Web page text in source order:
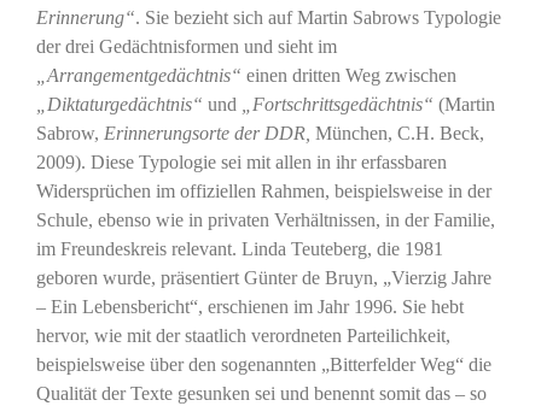
Erinnerung“. Sie bezieht sich auf Martin Sabrows Typologie
der drei Gedächtnisformen und sieht im
„Arrangementgedächtnis“ einen dritten Weg zwischen
„Diktaturgedächtnis“ und „Fortschrittsgedächtnis“ (Martin
Sabrow, Erinnerungsorte der DDR, München, C.H. Beck,
2009). Diese Typologie sei mit allen in ihr erfassbaren
Widersprüchen im offiziellen Rahmen, beispielsweise in der
Schule, ebenso wie in privaten Verhältnissen, in der Familie,
im Freundeskreis relevant. Linda Teuteberg, die 1981
geboren wurde, präsentiert Günter de Bruyn, „Vierzig Jahre
– Ein Lebensbericht“, erschienen im Jahr 1996. Sie hebt
hervor, wie mit der staatlich verordneten Parteilichkeit,
beispielsweise über den sogenannten „Bitterfelder Weg“ die
Qualität der Texte gesunken sei und benennt somit das – so